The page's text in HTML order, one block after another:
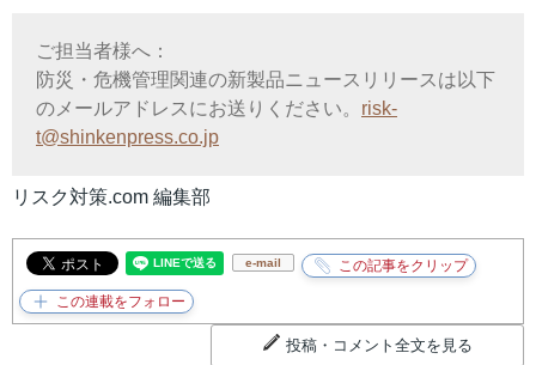
ご担当者様へ：
防災・危機管理関連の新製品ニュースリリースは以下
のメールアドレスにお送りください。 risk-
t@shinkenpress.co.jp
リスク対策.com 編集部
e-mail
投稿・コメント全文を見る